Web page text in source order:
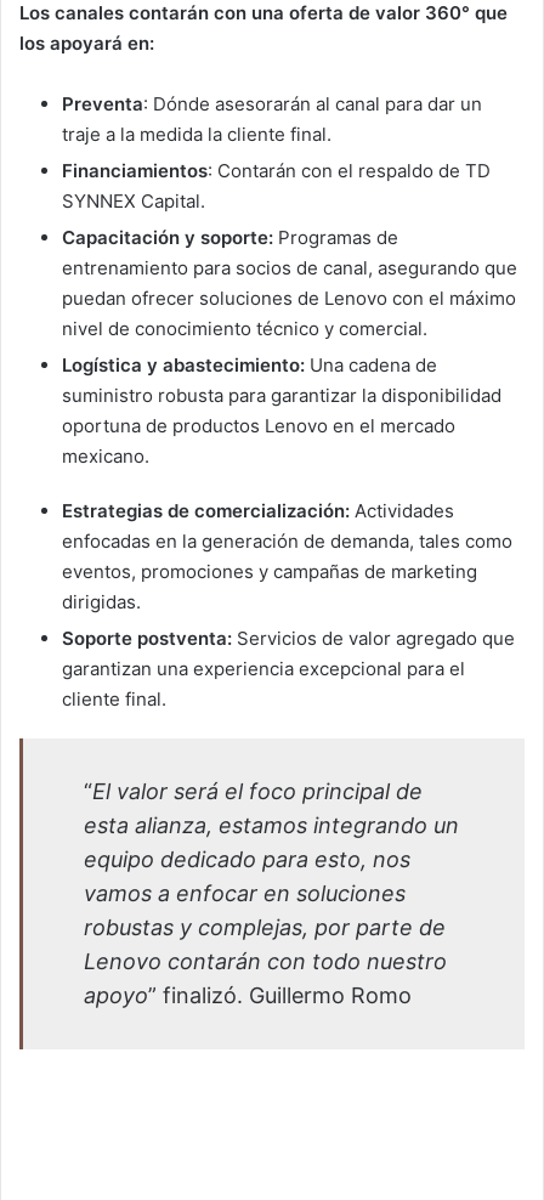
Los canales contarán con una oferta de valor 360° que
los apoyará en:
Preventa: Dónde asesorarán al canal para dar un
traje a la medida la cliente final.
Financiamientos: Contarán con el respaldo de TD
SYNNEX Capital.
Capacitación y soporte: Programas de
entrenamiento para socios de canal, asegurando que
puedan ofrecer soluciones de Lenovo con el máximo
nivel de conocimiento técnico y comercial.
Logística y abastecimiento: Una cadena de
suministro robusta para garantizar la disponibilidad
oportuna de productos Lenovo en el mercado
mexicano.
Estrategias de comercialización: Actividades
enfocadas en la generación de demanda, tales como
eventos, promociones y campañas de marketing
dirigidas.
Soporte postventa: Servicios de valor agregado que
garantizan una experiencia excepcional para el
cliente final.
“El valor será el foco principal de
esta alianza, estamos integrando un
equipo dedicado para esto, nos
vamos a enfocar en soluciones
robustas y complejas, por parte de
Lenovo contarán con todo nuestro
apoyo” finalizó. Guillermo Romo